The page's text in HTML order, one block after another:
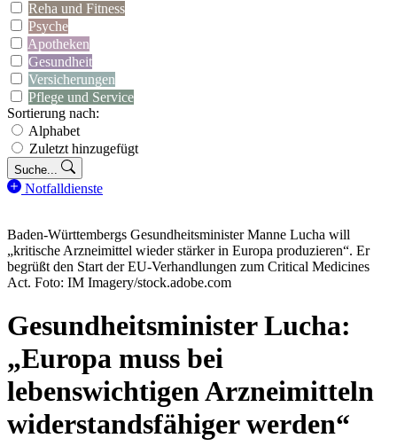
Reha und Fitness
Psyche
Apotheken
Gesundheit
Versicherungen
Pflege und Service
Sortierung nach:
Alphabet
Zuletzt hinzugefügt
Suche...
Notfalldienste
Baden-Württembergs Gesundheitsminister Manne Lucha will
„kritische Arzneimittel wieder stärker in Europa produzieren“. Er
begrüßt den Start der EU-Verhandlungen zum Critical Medicines
Act. Foto: IM Imagery/stock.adobe.com
Gesundheitsminister Lucha:
„Europa muss bei
lebenswichtigen Arzneimitteln
widerstandsfähiger werden“